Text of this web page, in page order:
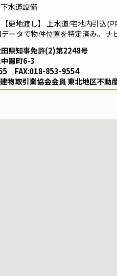
水道設備
【更地渡し】 上水道:宅地内引込
データで物件位置を特定済み。
県知事免許(2)第2248号
園町6-3
FAX:018-853-9554
物取引業協会会員 東北地区不動